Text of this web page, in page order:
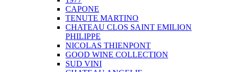
CAPONE
TENUTE MARTINO
CHATEAU CLOS SAINT EMILION
PHILIPPE
NICOLAS THIENPONT
GOOD WINE COLLECTION
SUD VINI